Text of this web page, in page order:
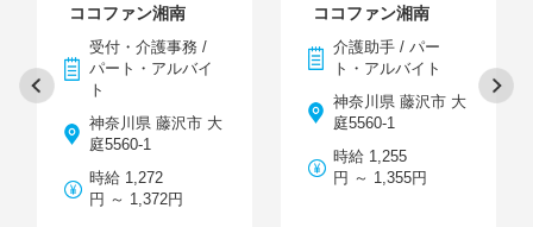
ココファン湘南
受付・介護事務 /
パート・アルバイ
ト
神奈川県 藤沢市 大
庭5560-1
時給 1,272
円 ～ 1,372円
ココファン湘南
介護助手 / パー
ト・アルバイト
神奈川県 藤沢市 大
庭5560-1
時給 1,255
円 ～ 1,355円